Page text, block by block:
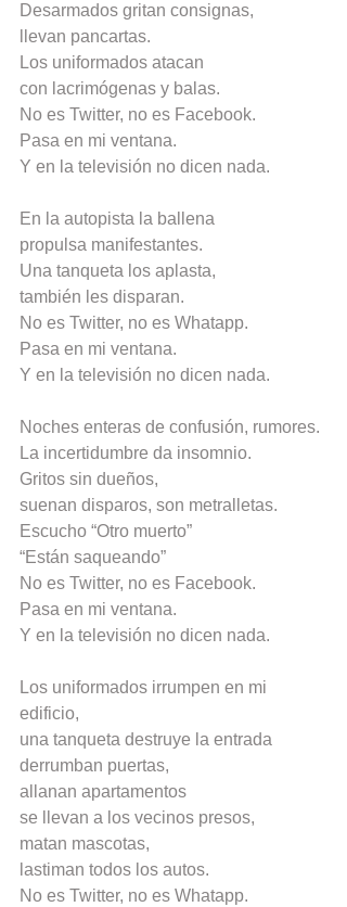
Desarmados gritan consignas,
llevan pancartas.
Los uniformados atacan
con lacrimógenas y balas.
No es Twitter, no es Facebook.
Pasa en mi ventana.
Y en la televisión no dicen nada.
En la autopista la ballena
propulsa manifestantes.
Una tanqueta los aplasta,
también les disparan.
No es Twitter, no es Whatapp.
Pasa en mi ventana.
Y en la televisión no dicen nada.
Noches enteras de confusión, rumores.
La incertidumbre da insomnio.
Gritos sin dueños,
suenan disparos, son metralletas.
Escucho “Otro muerto”
“Están saqueando”
No es Twitter, no es Facebook.
Pasa en mi ventana.
Y en la televisión no dicen nada.
Los uniformados irrumpen en mi
edificio,
una tanqueta destruye la entrada
derrumban puertas,
allanan apartamentos
se llevan a los vecinos presos,
matan mascotas,
lastiman todos los autos.
No es Twitter, no es Whatapp.